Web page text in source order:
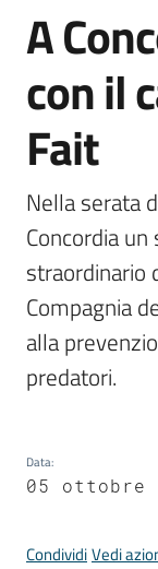
Novità
Servizi
Vivere
Concordia
Periodico
Concordia
Comune
telematico
SUE
Tutti
Salta al contenuto
A
con il
Fait
Nella serata
Concordia
straordinario
Compagnia
alla
predatori.
Data:
05 ottobre
CondividiVedi